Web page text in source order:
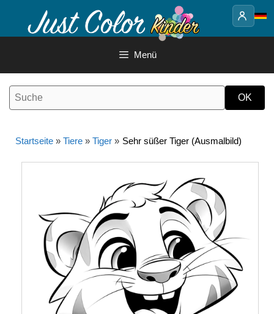
Inhalt
Menü
Startseite » Tiere » Tiger » Sehr süßer Tiger (Ausmalbild)